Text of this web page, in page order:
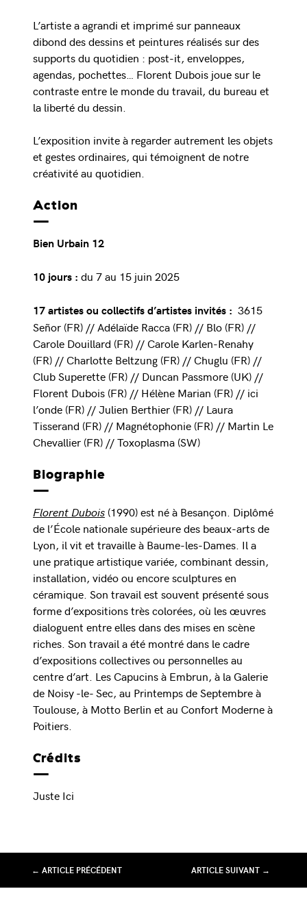
L’artiste a agrandi et imprimé sur panneaux
dibond des dessins et peintures réalisés sur des
supports du quotidien : post-it, enveloppes,
agendas, pochettes… Florent Dubois joue sur le
contraste entre le monde du travail, du bureau et
la liberté du dessin.
L’exposition invite à regarder autrement les objets
et gestes ordinaires, qui témoignent de notre
créativité au quotidien.
Action
Bien Urbain 12
10 jours : du 7 au 15 juin 2025
17 artistes ou collectifs d’artistes invités : 3615
Señor (FR) // Adélaïde Racca (FR) // Blo (FR) //
Carole Douillard (FR) // Carole Karlen-Renahy
(FR) // Charlotte Beltzung (FR) // Chuglu (FR) //
Club Superette (FR) // Duncan Passmore (UK) //
Florent Dubois (FR) // Hélène Marian (FR) // ici
l’onde (FR) // Julien Berthier (FR) // Laura
Tisserand (FR) // Magnétophonie (FR) // Martin Le
Chevallier (FR) // Toxoplasma (SW)
Biographie
Florent Dubois (1990) est né à Besançon. Diplômé
de l’École nationale supérieure des beaux-arts de
Lyon, il vit et travaille à Baume-les-Dames. Il a
une pratique artistique variée, combinant dessin,
installation, vidéo ou encore sculptures en
céramique. Son travail est souvent présenté sous
forme d’expositions très colorées, où les œuvres
dialoguent entre elles dans des mises en scène
riches. Son travail a été montré dans le cadre
d’expositions collectives ou personnelles au
centre d’art. Les Capucins à Embrun, à la Galerie
de Noisy -le- Sec, au Printemps de Septembre à
Toulouse, à Motto Berlin et au Confort Moderne à
Poitiers.
Crédits
Juste Ici
← ARTICLE PRÉCÉDENT ARTICLE SUIVANT →